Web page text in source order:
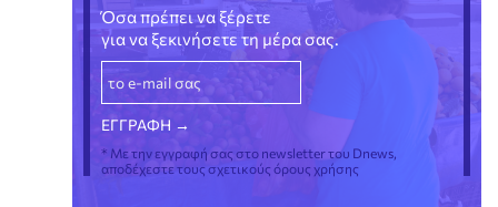
Όσα πρέπει να ξέρετε
για να ξεκινήσετε τη μέρα σας.
* Με την εγγραφή σας στο newsletter του Dnews,
αποδέχεστε τους σχετικούς όρους χρήσης